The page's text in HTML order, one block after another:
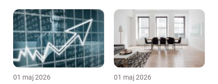
01 maj 2026 01 maj 2026